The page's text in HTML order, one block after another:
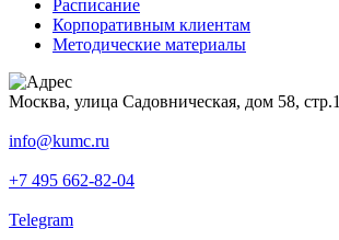
Расписание
Корпоративным клиентам
Методические материалы
Москва, улица Садовническая, дом 58, стр.1
info@kumc.ru
+7 495 662-82-04
Telegram